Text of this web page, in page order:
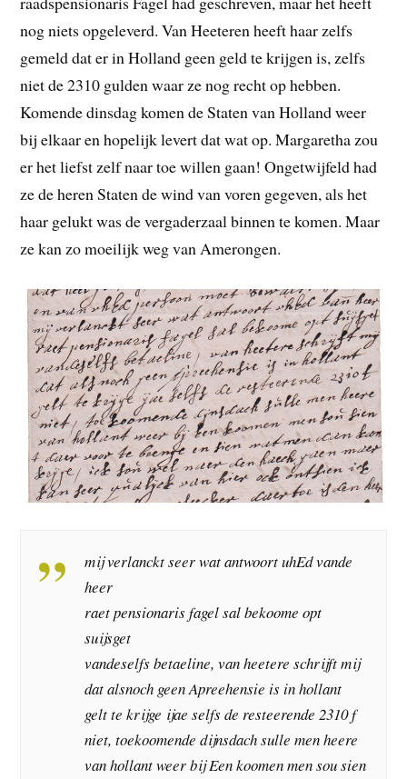
nog niets opgeleverd. Van Heeteren heeft haar zelfs
gemeld dat er in Holland geen geld te krijgen is, zelfs
niet de 2310 gulden waar ze nog recht op hebben.
Komende dinsdag komen de Staten van Holland weer
bij elkaar en hopelijk levert dat wat op. Margaretha zou
er het liefst zelf naar toe willen gaan! Ongetwijfeld had
ze de heren Staten de wind van voren gegeven, als het
haar gelukt was de vergaderzaal binnen te komen. Maar
ze kan zo moeilijk weg van Amerongen.
mij verlanckt seer wat antwoort uhEd vande
heer
raet pensionaris fagel sal bekoome opt
suijsget
vandeselfs betaeline, van heetere schrijft mij
dat alsnoch geen Apreehensie is in hollant
gelt te krijge ijae selfs de resteerende 2310 f
niet, toekoomende dijnsdach sulle men heere
van hollant weer bij Een koomen men sou sien